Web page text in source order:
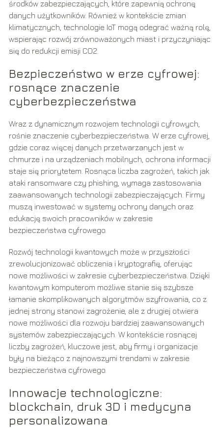
środków zabezpieczających, które zapewnią ochronę
danych użytkowników. Również w kontekście zmian
klimatycznych, technologie IoT mogą odegrać ważną rolę,
wspierając rozwój zrównoważonych miast i przyczyniając
się do redukcji emisji CO2.
Bezpieczeństwo w erze cyfrowej:
rosnące znaczenie
cyberbezpieczeństwa
Wraz z dynamicznym rozwojem technologii cyfrowych,
rośnie znaczenie cyberbezpieczeństwa. W erze cyfrowej,
gdzie coraz więcej danych przetwarzanych jest w
chmurze i na urządzeniach mobilnych, ochrona informacji
staje się priorytetem. Rosnąca liczba zagrożeń, takich jak
ataki ransomware czy phishing, wymaga zastosowania
zaawansowanych technologii zabezpieczających. Firmy
muszą inwestować w systemy ochrony danych oraz
edukację swoich pracowników w zakresie
bezpieczeństwa cyfrowego.
Rozwój technologii kwantowych może w przyszłości
zrewolucjonizować obliczenia i kryptografię, oferując
nowe możliwości w zakresie cyberbezpieczeństwa. Dzięki
kwantowym komputerom możliwe stanie się szybsze
łamanie skomplikowanych algorytmów szyfrowania, co z
jednej strony stanowi zagrożenie, ale z drugiej otwiera
nowe możliwości dla rozwoju bardziej zaawansowanych
systemów zabezpieczających. W kontekście rosnącej
liczby zagrożeń, kluczowe jest, aby firmy i organizacje
były na bieżąco z najnowszymi trendami w zakresie
bezpieczeństwa cyfrowego.
Innowacje technologiczne:
blockchain, druk 3D i medycyna
personalizowana